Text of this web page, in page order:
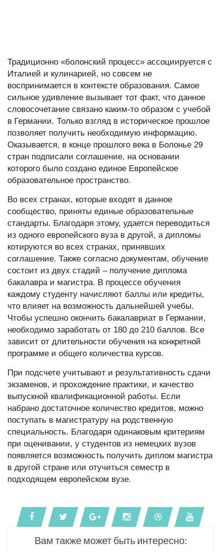
Традиционно «болонский процесс» ассоциируется с
Италией и кулинарией, но совсем не
воспринимается в контексте образования. Самое
сильное удивление вызывает тот факт, что данное
словосочетание связано каким-то образом с учебой
в Германии. Только взгляд в историческое прошлое
позволяет получить необходимую информацию.
Оказывается, в конце прошлого века в Болонье 29
стран подписали соглашение, на основании
которого было создано единое Европейское
образовательное пространство.
Во всех странах, которые входят в данное
сообщество, приняты единые образовательные
стандарты. Благодаря этому, удается переводиться
из одного европейского вуза в другой, а дипломы
котируются во всех странах, принявших
соглашение. Также согласно документам, обучение
состоит из двух стадий – получение диплома
бакалавра и магистра. В процессе обучения
каждому студенту начисляют баллы или кредиты,
что влияет на возможность дальнейшей учебы.
Чтобы успешно окончить бакалавриат в Германии,
необходимо заработать от 180 до 210 баллов. Все
зависит от длительности обучения на конкретной
программе и общего количества курсов.
При подсчете учитывают и результативность сдачи
экзаменов, и прохождение практики, и качество
выпускной квалификационной работы. Если
набрано достаточное количество кредитов, можно
поступать в магистратуру на родственную
специальность. Благодаря одинаковым критериям
при оценивании, у студентов из немецких вузов
появляется возможность получить диплом магистра
в другой стране или отучиться семестр в
подходящем европейском вузе.
Вам также может быть интересно: